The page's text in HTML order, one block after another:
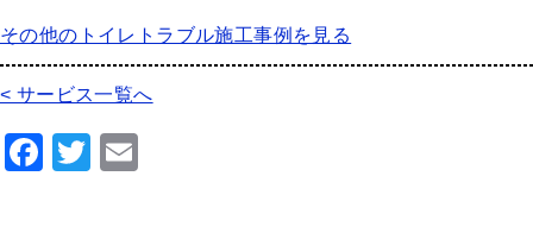
その他のトイレトラブル施工事例を見る
< サービス一覧へ
F
T